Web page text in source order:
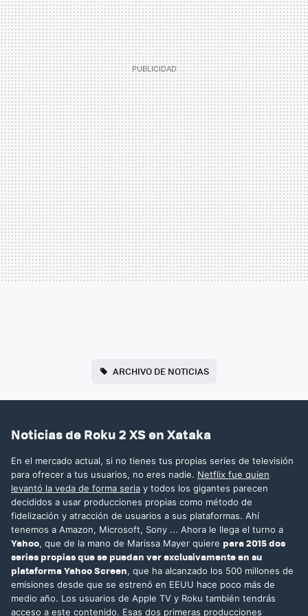
ARCHIVO DE NOTICIAS
Noticias de Roku 2 XS en Xataka
En el mercado actual, si no tienes tus propias series de televisión
para ofrecer a tus usuarios, no eres nadie. Netflix fue quien
levantó la veda de forma seria y todos los gigantes parecen
decididos a usar producciones propias como método de
fidelización y atracción de usuarios a sus plataformas. Ahí
tenemos a Amazon, Microsoft, Sony ... Ahora le llega el turno a
Yahoo, que de la mano de Marissa Mayer quiere para 2015 dos
series propias que se puedan ver exclusivamente en su
plataforma Yahoo Screen, que ha alcanzado los 500 millones de
emisiones desde que se estrenó en EEUU hace poco más de
medio año. Los usuarios de Apple TV y Roku también tendrás
acceso a este contenido. Esas dos primeras producciones